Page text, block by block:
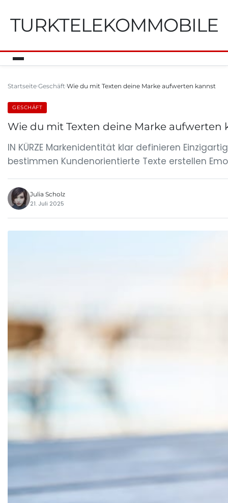
TURKTELEKOMMOBILE
Startseite Geschäft Wie du mit Texten deine Marke aufwerten kannst
GESCHÄFT
Wie du mit Texten deine Marke aufwerten
IN KÜRZE Markenidentität klar definieren
bestimmen Kundenorientierte Texte erstellen
Julia Scholz
21. Juli 2025